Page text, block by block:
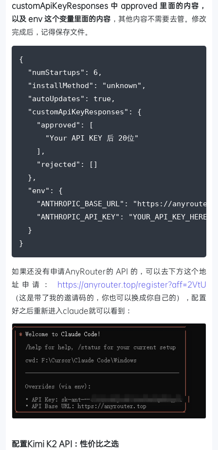
customApiKeyResponses 中 approved 里面的内容，
以及 env 这个变量里面的内容 ，其他内容不需要去管。修改
完成后，记得保存文件。
{
"numStartups" : 6 ,
"installMethod" : "unknown" ,
"autoUpdates" : true,
"customApiKeyResponses" : {
"approved" : [
"Your API KEY 后 20位"
],
"rejected" : []
  },
"env" : {
"ANTHROPIC_BASE_URL" :
"https://
"ANTHROPIC_API_KEY" :
"YOUR_API_KEY_HERE"
  }
}
如果还没有申请AnyRouter的 API 的，可以去下方这个地
址申请： https://anyrouter.top/register?aff=2VtU
（这是带了我的邀请码的，你也可以换成你自己的），配置
好之后重新进入claude就可以看到：
配置Kimi K2 API：性价比之选